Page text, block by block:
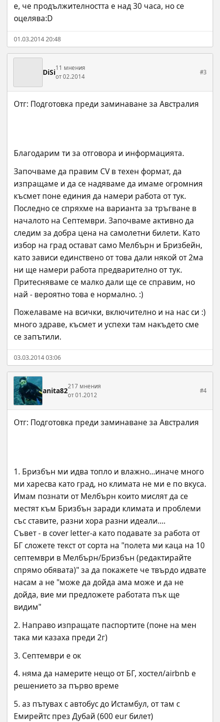
е, че продължителността е над 30 часа, но се
оцелява:D
01.03.2014 20:48
DiSi11 мнения
от 02.2014
#3
Благодарим ти за отговора и информацията.
Започваме да правим CV в техен формат, да
изпращаме и да се надяваме да имаме огромния
късмет поне единия да намери работа от тук.
Последно се спряхме на варианта за тръгване в
началото на Септември. Започваме активно да
следим за добра цена на самолетни билети. Като
избор на град остават само Мелбърн и Бризбейн,
като зависи единствено от това дали някой от 2ма
ни ще намери работа предварително от тук.
Притесняваме се малко дали ще се справим, но
най - вероятно това е нормално. :)
Пожелаваме на всички, включително и на нас си :)
много здраве, късмет и успехи там накъдето сме
се запътили.
03.03.2014 03:06
anita82217 мнения
от 01.2012
#4
1. Бризбън ми идва топло и влажно...иначе много
ми харесва като град, но климата не ми е по вкуса.
Имам познати от Мелбърн които мислят да се
местят към Бризбън заради климата и проблеми
със ставите, разни хора разни идеали....
Съвет - в cover letter-a като подавате за работа от
БГ сложете текст от сорта на "полета ми каца на 10
септември в Мелбърн/Бризбън (редактирайте
спрямо обявата)" за да покажете че твърдо идвате
насам а не "може да дойда ама може и да не
дойда, вие ми предложете работата пък ще
видим"
2. Направо изпращате паспортите (поне на мен
така ми казаха преди 2г)
3. Септември е ок
4. няма да намерите нещо от БГ, хостел/airbnb е
решението за първо време
5. аз пътувах с автобус до Истамбул, от там с
Емирейтс през Дубай (600 eur билет)